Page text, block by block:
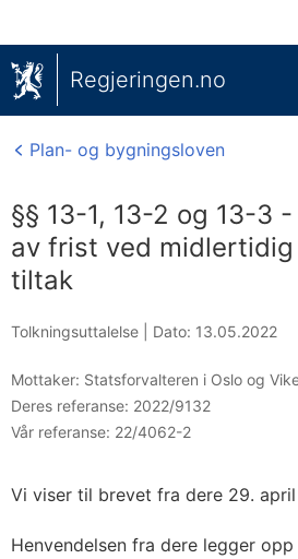
Regjeringen.no
Plan- og bygningsloven
§§ 13-1, 13-2 og 13-3
av frist ved
tiltak
Tolkningsuttalelse | Dato: 13.05.2022
Mottaker: Statsforvalteren i Oslo og
Deres referanse: 2022/9132
Vår referanse: 22/4062-2
Vi viser til brevet fra dere 29.
Henvendelsen fra dere legger